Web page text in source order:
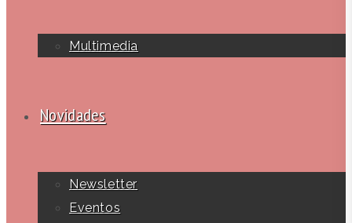
Multimedia
Novidades
Newsletter
Eventos